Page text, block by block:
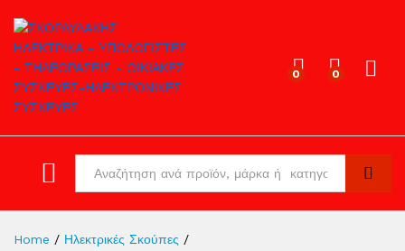
0 0
Search
Home / Ηλεκτρικές Σκούπες /